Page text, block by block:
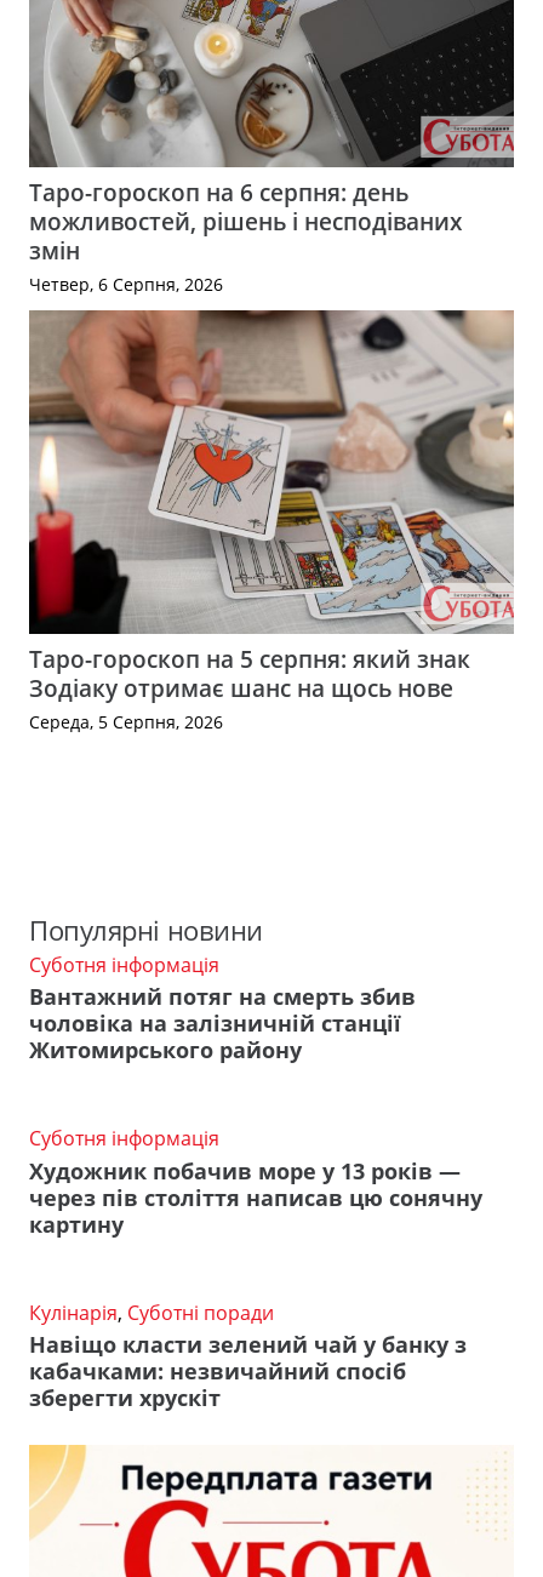
Таро-гороскоп на 6 серпня: день
можливостей, рішень і несподіваних
змін
Четвер, 6 Серпня, 2026
Таро-гороскоп на 5 серпня: який знак
Зодіаку отримає шанс на щось нове
Середа, 5 Серпня, 2026
Популярні новини
Суботня інформація
Вантажний потяг на смерть збив
чоловіка на залізничній станції
Житомирського району
Суботня інформація
Художник побачив море у 13 років —
через пів століття написав цю сонячну
картину
Кулінарія, Суботні поради
Навіщо класти зелений чай у банку з
кабачками: незвичайний спосіб
зберегти хрускіт